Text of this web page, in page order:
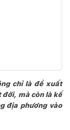
chỉ là đề xuất
đới, mà còn là kế
địa phương vào